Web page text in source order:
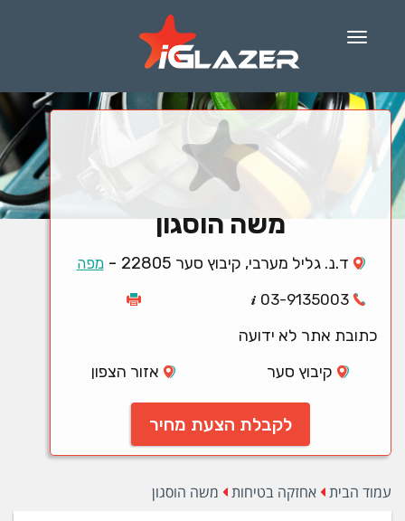
Menu
משה הוסגון
ד.נ. גליל מערבי, קיבוץ סער 22805 -מפה
03-9135003
כתובת אתר לא ידועה
קיבוץ סער
אזור הצפון
לקבלת הצעת מחיר
עמוד הבית אחזקה בטיחות משה הוסגון